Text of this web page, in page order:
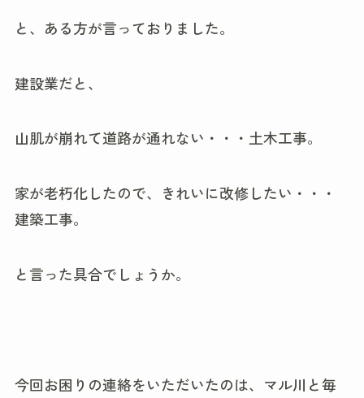
と、ある方が言っておりました。
建設業だと、
山肌が崩れて道路が通れない・・・土木工事。
家が老朽化したので、きれいに改修したい・・・
建築工事。
と言った具合でしょうか。
今回お困りの連絡をいただいたのは、マル川と毎